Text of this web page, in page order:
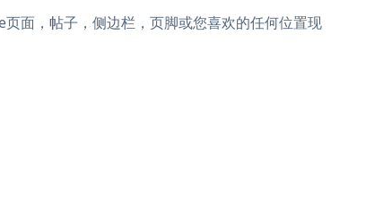
，帖子，侧边栏，页脚或您喜欢的任何位置现